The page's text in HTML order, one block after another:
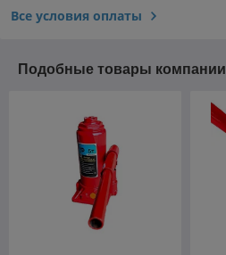
Все условия оплаты
Подобные товары компании